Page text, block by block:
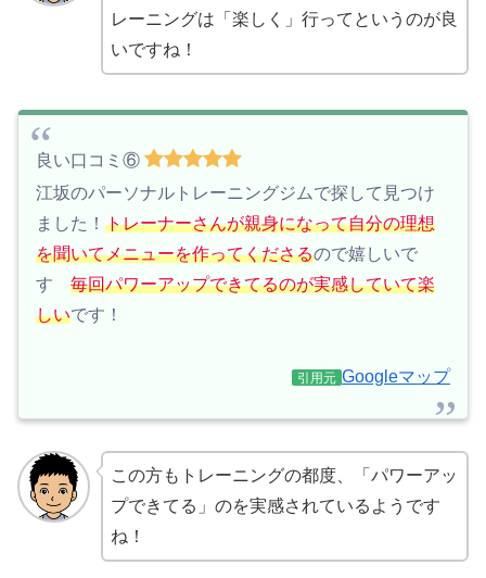
レーニングは「楽しく」行ってというのが良
いですね！
良い口コミ⑥
江坂のパーソナルトレーニングジムで探して見つけ
ました！ トレーナーさんが親身になって自分の理想
を聞いてメニューを作ってくださるので嬉しいで
す 毎回パワーアップできてるのが実感していて楽
しいです！
引用元 Googleマップ
この方もトレーニングの都度、「パワーアッ
プできてる」のを実感されているようです
ね！